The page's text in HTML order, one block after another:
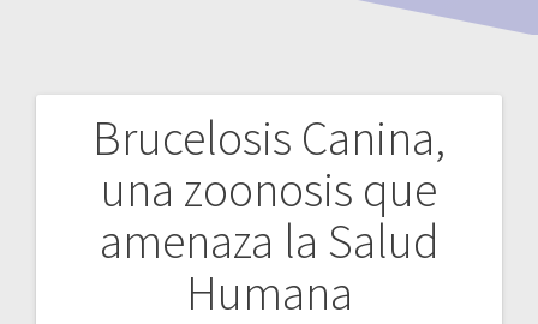
Brucelosis Canina,
una zoonosis que
amenaza la Salud
Humana
Navegación
entradas